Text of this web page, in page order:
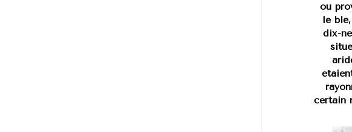
ou
le
dix-
certain